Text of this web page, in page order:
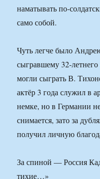
наматывать по-
само собой.
Чуть легче было
сыгравшему 32-летнего
могли сыграть В.
актёр 3 года служил в
немке, но в Германии
снимается, зато за
получил личную
За спиной — Россия
тихие…»